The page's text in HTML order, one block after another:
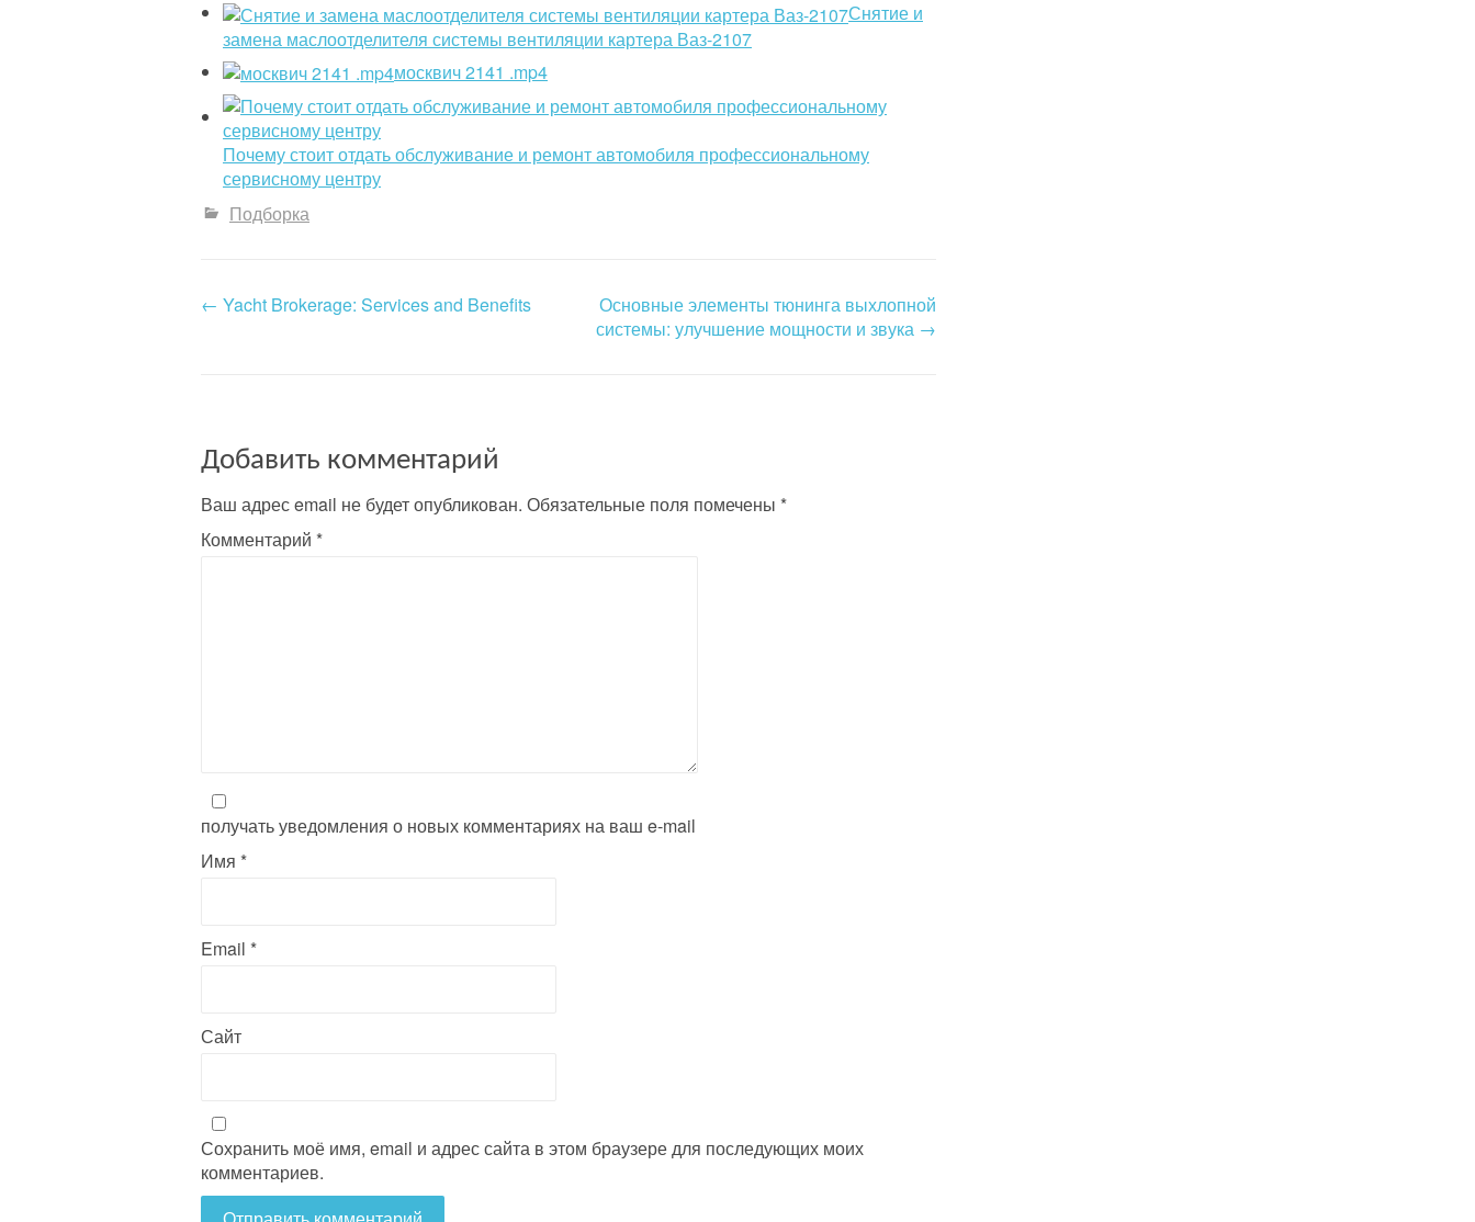
Снятие и
замена маслоотделителя системы вентиляции картера Ваз-2107
москвич 2141 .mp4
Почему стоит отдать обслуживание и ремонт автомобиля профессиональному
сервисному центру
Подборка
P
t
n
a
i
o
← Yacht Brokerage: Services and Benefits
Основные элементы тюнинга выхлопной
системы: улучшение мощности и звука →
Добавить комментарий
Ваш адрес email не будет опубликован. Обязательные поля помечены *
Комментарий *
получать уведомления о новых комментариях на ваш e-mail
Имя *
Email *
Сайт
Сохранить моё имя, email и адрес сайта в этом браузере для последующих моих
комментариев.